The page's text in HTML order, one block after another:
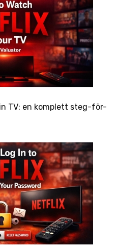
TV: en komplett steg-för-